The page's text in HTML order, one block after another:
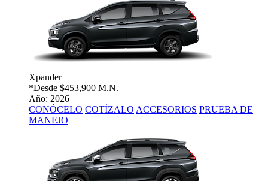
Xpander
*Desde $453,900 M.N.
Año: 2026
CONÓCELO COTÍZALO ACCESORIOS PRUEBA DE
MANEJO